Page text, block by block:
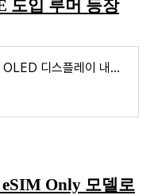
도입 루머 등장
Foldable iPhone, OLED 디스플레이 내장 카메라 탑재하나? CoE 도입 루머 등장
Only 모델로